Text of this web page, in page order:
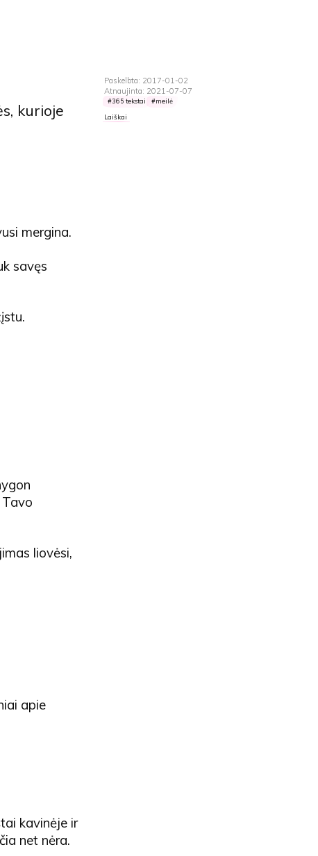
Paskelbta: 2017-01-02
Atnaujinta: 2021-07-07
365 tekstai meilė
Laiškai
kurioje
mergina.
savęs
liovėsi,
apie
kavinėje ir
net nėra.